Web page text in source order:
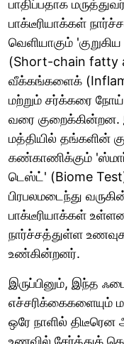
பாதிப்பதாக
பாக்டீரியாக்கள்
வெளியாகும்
(Short-chain fatty
வீக்கங்களைக்
மற்றும் சர்க்கரை
வரை
மத்தியில் தங்களின்
கண்காணிக்கும்
டெஸ்ட்' (Biome
பிரபலமடைந்து
பாக்டீரியாக்கள்
நார்ச்சத்துள்ள
உண்கின்றனர்.
இருப்பினும், இந்த
எச்சரிக்கைகளையும்
ஒரே நாளில் திடீரென
உணவில் சேர்த்துக்